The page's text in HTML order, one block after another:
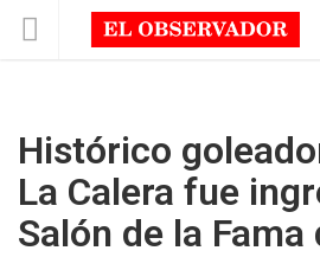
Histórico
La Calera fue
Salón de la